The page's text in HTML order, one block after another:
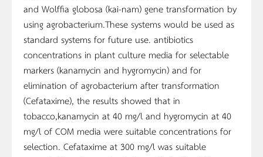
and Wolffia globosa (kai-nam) gene transformation by
using agrobacterium.These systems would be used as
standard systems for future use. antibiotics
concentrations in plant culture media for selectable
markers (kanamycin and hygromycin) and for
elimination of agrobacterium after transformation
(Cefataxime), the results showed that in
tobacco,kanamycin at 40 mg/l and hygromycin at 40
mg/l of COM media were suitable concentrations for
selection. Cefataxime at 300 mg/l was suitable